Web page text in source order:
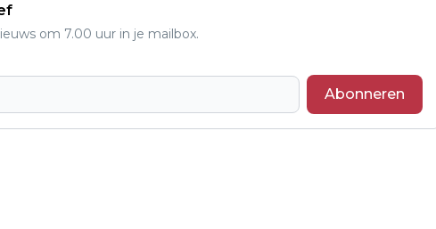
om 7.00 uur in je mailbox.
Abonneren